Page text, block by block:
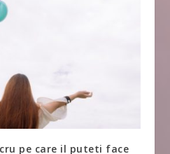
pe care il puteti face